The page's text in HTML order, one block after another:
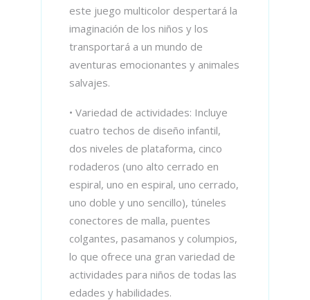
este juego multicolor despertará la
imaginación de los niños y los
transportará a un mundo de
aventuras emocionantes y animales
salvajes.
• Variedad de actividades: Incluye
cuatro techos de diseño infantil,
dos niveles de plataforma, cinco
rodaderos (uno alto cerrado en
espiral, uno en espiral, uno cerrado,
uno doble y uno sencillo), túneles
conectores de malla, puentes
colgantes, pasamanos y columpios,
lo que ofrece una gran variedad de
actividades para niños de todas las
edades y habilidades.